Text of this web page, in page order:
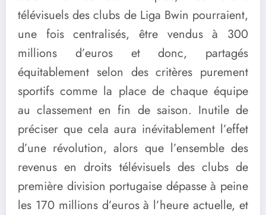
télévisuels des clubs de Liga Bwin pourraient,
une fois centralisés, être vendus à 300
millions d’euros et donc, partagés
équitablement selon des critères purement
sportifs comme la place de chaque équipe
au classement en fin de saison. Inutile de
préciser que cela aura inévitablement l’effet
d’une révolution, alors que l’ensemble des
revenus en droits télévisuels des clubs de
première division portugaise dépasse à peine
les 170 millions d’euros à l’heure actuelle, et